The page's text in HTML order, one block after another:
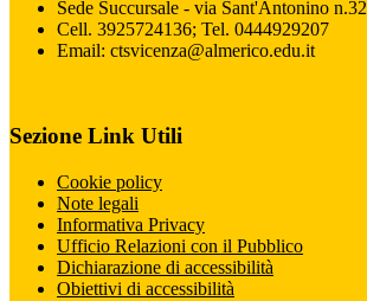
Sede Succursale - via Sant'Antonino n.32
Cell. 3925724136; Tel. 0444929207
Email: ctsvicenza@almerico.edu.it
Sezione Link Utili
Cookie policy
Note legali
Informativa Privacy
Ufficio Relazioni con il Pubblico
Dichiarazione di accessibilità
Obiettivi di accessibilità